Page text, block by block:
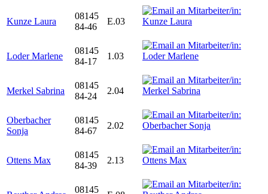
Kunze Laura
08145
84-46
E.03
Loder Marlene
08145
84-17
1.03
Merkel Sabrina
08145
84-24
2.04
Oberbacher
Sonja
08145
84-67
2.02
Ottens Max
08145
84-39
2.13
08145